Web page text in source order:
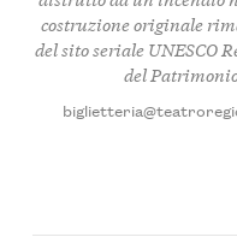
costruzione originale
del sito seriale UNESCO
del